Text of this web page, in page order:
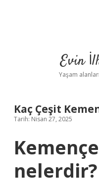
Evin
Yaşam
Kaç Çeşit
Tarih: Nisan 27, 2025
nelerdir?